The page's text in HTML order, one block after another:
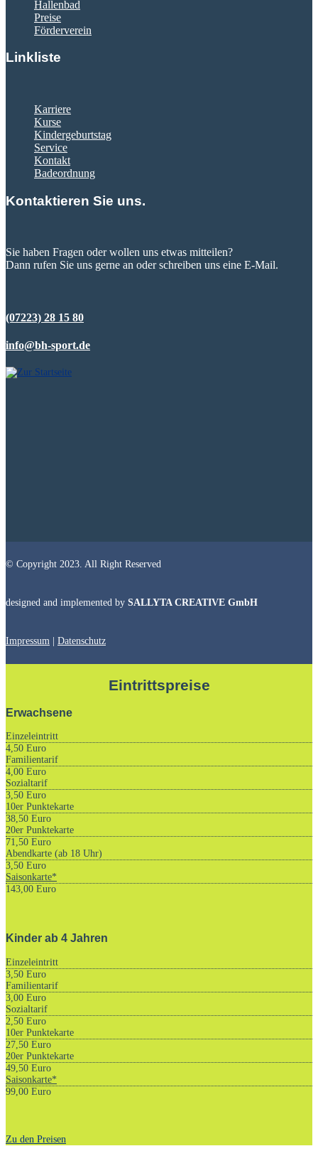
Hallenbad
Preise
Förderverein
Linkliste
Karriere
Kurse
Kindergeburtstag
Service
Kontakt
Badeordnung
Kontaktieren Sie uns.
Sie haben Fragen oder wollen uns etwas mitteilen?
Dann rufen Sie uns gerne an oder schreiben uns eine E-Mail.
(07223) 28 15 80
info@bh-sport.de
© Copyright 2023. All Right Reserved
designed and implemented by SALLYTA CREATIVE GmbH
Impressum Datenschutz
Eintrittspreise
Erwachsene
Einzeleintritt
4,50 Euro
Familientarif
4,00 Euro
Sozialtarif
3,50 Euro
10er Punktekarte
38,50 Euro
20er Punktekarte
71,50 Euro
Abendkarte (ab 18 Uhr)
3,50 Euro
Saisonkarte*
143,00 Euro
Kinder ab 4 Jahren
Einzeleintritt
3,50 Euro
Familientarif
3,00 Euro
Sozialtarif
2,50 Euro
10er Punktekarte
27,50 Euro
20er Punktekarte
49,50 Euro
Saisonkarte*
99,00 Euro
Zu den Preisen